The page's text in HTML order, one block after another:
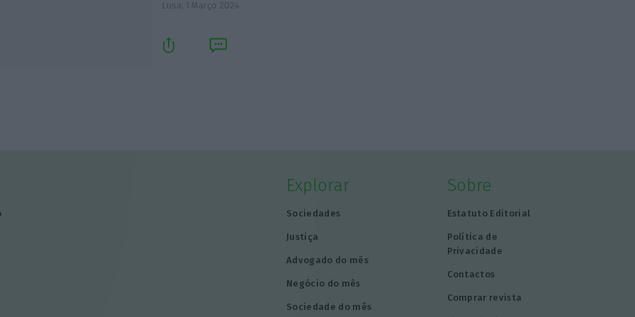
Lusa, 1 Março 2024
Explorar
Sociedades
Justiça
Advogado do mês
Negócio do mês
Sociedade do mês
Sobre
Estatuto Editorial
Política de
Privacidade
Contactos
Comprar revista